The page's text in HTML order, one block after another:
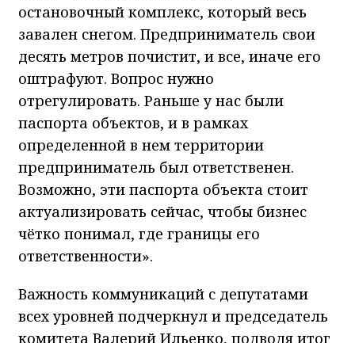
остановочный комплекс, который весь
завален снегом. Предприниматель свои
десять метров почистит, и все, иначе его
оштрафуют. Вопрос нужно
отрегулировать. Раньше у нас были
паспорта объектов, и в рамках
определенной в нем территории
предприниматель был ответственен.
Возможно, эти паспорта объекта стоит
актуализировать сейчас, чтобы бизнес
чётко понимал, где границы его
ответственности».
Важность коммуникаций с депутатами
всех уровней подчеркнул и председатель
комитета Валерий Ильенко, подводя итог